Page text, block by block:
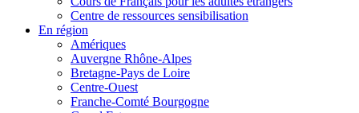
Centre de ressources sensibilisation
En région
Amériques
Auvergne Rhône-Alpes
Bretagne-Pays de Loire
Centre-Ouest
Franche-Comté Bourgogne